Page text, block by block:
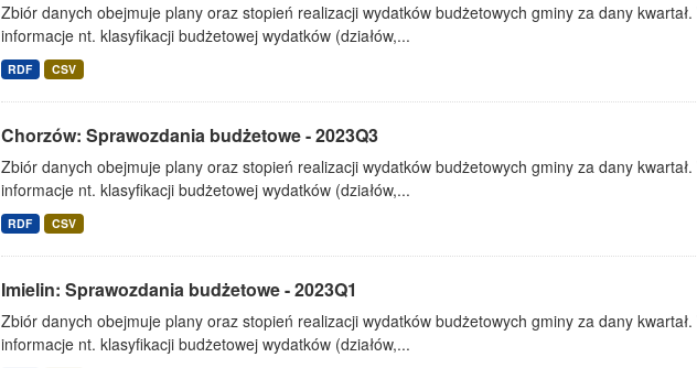
Zbiór danych obejmuje plany oraz stopień realizacji wydatków budżetowych gminy za dany
informacje nt. klasyfikacji budżetowej wydatków (działów,...
RDF CSV
Chorzów: Sprawozdania budżetowe - 2023Q3
Zbiór danych obejmuje plany oraz stopień realizacji wydatków budżetowych gminy za dany
informacje nt. klasyfikacji budżetowej wydatków (działów,...
RDF CSV
Imielin: Sprawozdania budżetowe - 2023Q1
Zbiór danych obejmuje plany oraz stopień realizacji wydatków budżetowych gminy za dany
informacje nt. klasyfikacji budżetowej wydatków (działów,...